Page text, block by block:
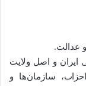
و عدالت.
ایران و اصل ولایت
سازمان‌ها و